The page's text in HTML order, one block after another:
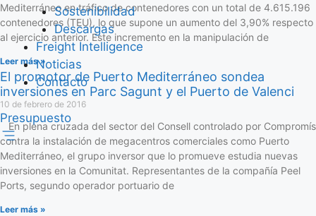
Sostenibilidad
Descargas
Freight Intelligence
Noticias
Contacto
Presupuesto
Mediterráneo en tráfico de contenedores con un total de 4.615.196
contenedores (TEU), lo que supone un aumento del 3,90% respecto
al ejercicio anterior. Este incremento en la manipulación de
Leer más »
El promotor de Puerto Mediterráneo sondea
inversiones en Parc Sagunt y el Puerto de Valenci
10 de febrero de 2016
En plena cruzada del sector del Consell controlado por Compromís
contra la instalación de megacentros comerciales como Puerto
Mediterráneo, el grupo inversor que lo promueve estudia nuevas
inversiones en la Comunitat. Representantes de la compañía Peel
Ports, segundo operador portuario de
Leer más »